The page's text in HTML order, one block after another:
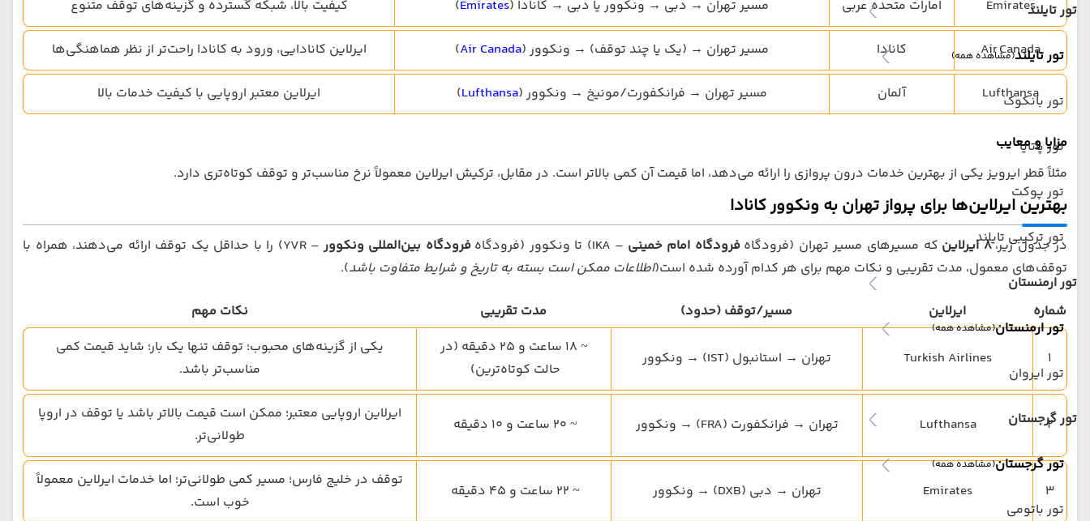
تور تایلند
تور تایلند(مشاهده همه)
تور بانکوک
تور پاتایا
تور پوکت
تور ترکیبی تایلند
تور ارمنستان
تور ارمنستان(مشاهده همه)
تور ایروان
تور گرجستان
تور گرجستان(مشاهده همه)
تور باتومی
Emirates امارات متحده عربی مسیر تهران → دبی → ونکوور یا دبی → کانادا (Emirates
) کیفیت بالا، شبکه گسترده و گزینه‌های توقف متنوع
Air Canada کانادا مسیر تهران → (یک یا چند توقف) → ونکوور (Air Canada
) ایرلاین کانادایی، ورود به کانادا راحت‌تر از نظر هماهنگی‌ها
Lufthansa آلمان مسیر تهران → فرانکفورت/مونیخ → ونکوور (Lufthansa
) ایرلاین معتبر اروپایی با کیفیت خدمات بالا
مزایا و معایب
مثلاً قطر ایرویز یکی از بهترین خدمات درون پروازی را ارائه می‌دهد، اما قیمت آن کمی بالاتر است. در مقابل، ترکیش ایرلاین معمولاً نرخ مناسب‌تر و توقف کوتاه‌تری دارد.
بهترین ایرلاین‌ها برای پرواز تهران به ونکوور کانادا
در جدول زیر،۸ ایرلاین که مسیرهای مسیر تهران (فرودگاهفرودگاه امام خمینی – IKA) تا ونکوور (فرودگاه فرودگاه بین‌المللی ونکوور
– YVR) را با حداقل یک توقف ارائه می‌دهند، همراه با
توقف‌های معمول، مدت تقریبی و نکات مهم برای هر کدام آورده شده است(اطلاعات ممکن است بسته به تاریخ و شرایط متفاوت باشد).
شماره ایرلاین مسیر/توقف (حدود) مدت تقریبی نکات مهم
1
Turkish Airlines تهران → استانبول (IST) → ونکوور
~ 18 ساعت و 25 دقیقه (در
حالت کوتاه‌ترین)
یکی از گزینه‌های محبوب؛ توقف تنها یک بار؛ شاید قیمت کمی
مناسب‌تر باشد.
2
Lufthansa تهران → فرانکفورت (FRA) → ونکوور ~ 20 ساعت و 10 دقیقه
ایرلاین اروپایی معتبر؛ ممکن است قیمت بالاتر باشد یا توقف در اروپا
طولانی‌تر.
3
Emirates تهران → دبی (DXB) → ونکوور ~ 22 ساعت و 45 دقیقه
توقف در خلیج فارس؛ مسیر کمی طولانی‌تر؛ اما خدمات ایرلاین معمولاً
خوب است.